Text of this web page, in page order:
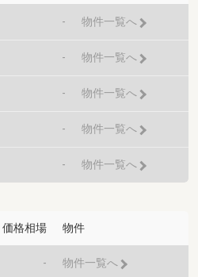
- 物件一覧へ
- 物件一覧へ
- 物件一覧へ
- 物件一覧へ
- 物件一覧へ
価格相場 物件
- 物件一覧へ